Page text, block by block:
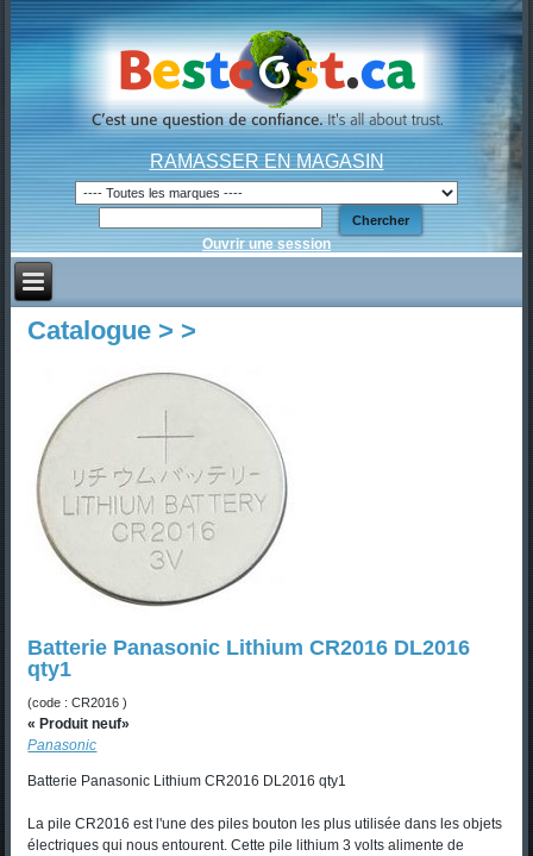
RAMASSER EN MAGASIN
Ouvrir une session
Catalogue > >
Batterie Panasonic Lithium CR2016 DL2016
qty1
(code : CR2016 )
« Produit neuf»
Panasonic
Batterie Panasonic Lithium CR2016 DL2016 qty1
La pile CR2016 est l'une des piles bouton les plus utilisée dans les objets
électriques qui nous entourent. Cette pile lithium 3 volts alimente de